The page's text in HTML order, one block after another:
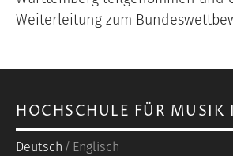
Weiterleitung zum
HOCHSCHULE FÜR MUSIK
Deutsch Englisch